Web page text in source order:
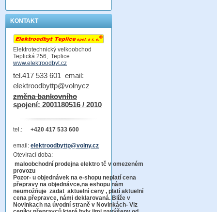
KONTAKT
Elektrotechnický velkoobchod
Teplická 256, Teplice
www.elektroodbyt.cz
tel.417 533 601 email:
elektroodbyttp@volnycz
změna bankovního
spojení: 2001180516 / 2010
tel.: +420 417 533 600
email: elektroodbyttp@volny.cz
Otevírací doba:
maloobchodní prodejna elektro tč v omezeném
provozu
Pozor- u objednávek na e-shopu neplatí cena
přepravy na objednávce,na eshopu nám
neumožňuje zadat aktuelní ceny , platí aktuelní
cena přepravce, námi deklarovaná. Blíže v
Novinkach na úvodní straně v Novinkách- Viz